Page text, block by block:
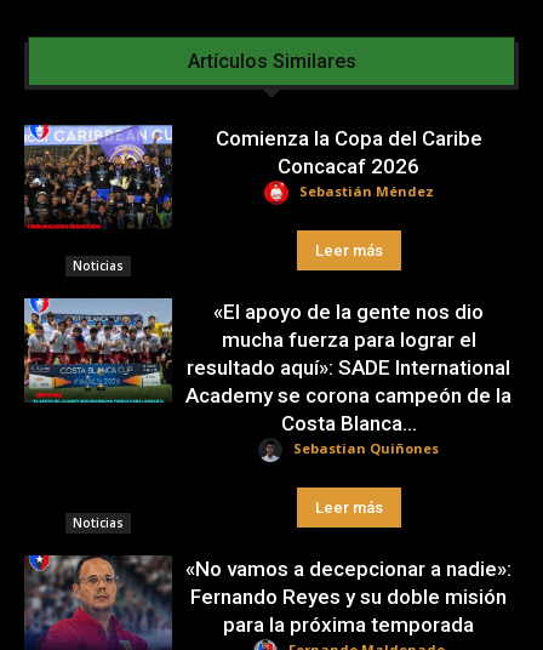
Artículos Similares
Noticias
Comienza la Copa del Caribe
Concacaf 2026
Sebastián Méndez
Leer más
Noticias
«El apoyo de la gente nos dio
mucha fuerza para lograr el
resultado aquí»: SADE International
Academy se corona campeón de la
Costa Blanca...
Sebastian Quiñones
Leer más
«No vamos a decepcionar a nadie»:
Fernando Reyes y su doble misión
para la próxima temporada